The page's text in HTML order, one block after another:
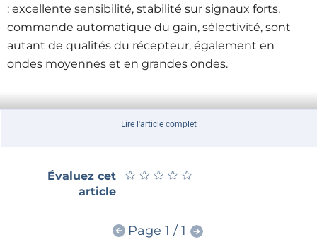
: excellente sensibilité, stabilité sur signaux forts,
commande automatique du gain, sélectivité, sont
autant de qualités du récepteur, également en
ondes moyennes et en grandes ondes.
Microcontrôleur ATmega168
Interface USB par FT232R
Écran LCD à 2 x 16 caractères rétroéclairé
Lire l'article complet
Évaluez cet
article
★ ★ ★ ★ ★
★ ★ ★ ★ ★
Page 1 / 1